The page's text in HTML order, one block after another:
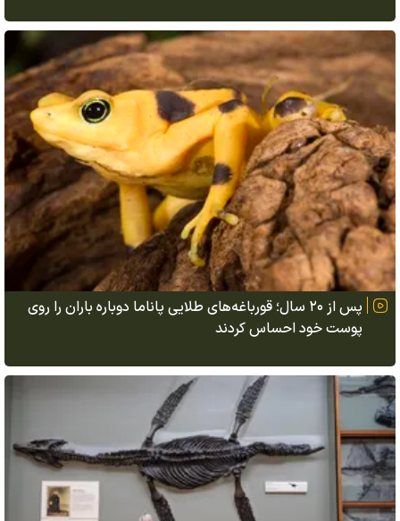
پس از ۲۰ سال؛ قورباغه‌های طلایی پاناما دوباره باران را روی
پوست خود احساس کردند